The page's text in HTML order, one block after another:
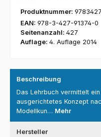
Produktnummer:
EAN: 978-3-427-91374-0
Seitenanzahl: 427
Auflage: 4. Auflage 2014
Beschreibung
Das Lehrbuch vermittelt
ausgerichtetes Konzept
Modellkun… Mehr
Hersteller